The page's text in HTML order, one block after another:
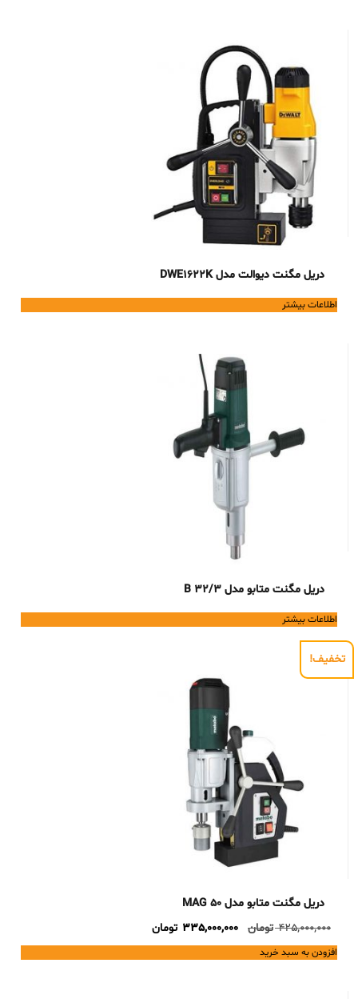
دریل مگنت دیوالت مدل DWE1622K
اطلاعات بیشتر
دریل مگنت متابو مدل B 32/3
اطلاعات بیشتر
تخفیف!
دریل مگنت متابو مدل MAG 50
425,000,000 تومان
Original
price
was:
335,000,000 تومانCurrent
price
is:
افزودن به سبد خرید